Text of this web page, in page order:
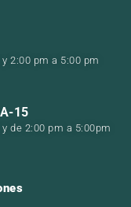
2:00 pm a 5:00 pm
15
de 2:00 pm a 5:00pm